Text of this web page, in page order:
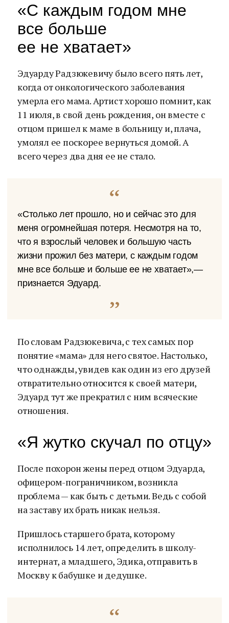
«С каждым годом мне
все больше
ее не хватает»
Эдуарду Радзюкевичу было всего пять лет,
когда от онкологического заболевания
умерла его мама. Артист хорошо помнит, как
11 июля, в свой день рождения, он вместе с
отцом пришел к маме в больницу и, плача,
умолял ее поскорее вернуться домой. А
всего через два дня ее не стало.
«Столько лет прошло, но и сейчас это для
меня огромнейшая потеря. Несмотря на то,
что я взрослый человек и большую часть
жизни прожил без матери, с каждым годом
мне все больше и больше ее не хватает»,—
признается Эдуард.
По словам Радзюкевича, с тех самых пор
понятие «мама» для него святое. Настолько,
что однажды, увидев как один из его друзей
отвратительно относится к своей матери,
Эдуард тут же прекратил с ним всяческие
отношения.
«Я жутко скучал по отцу»
После похорон жены перед отцом Эдуарда,
офицером-пограничником, возникла
проблема — как быть с детьми. Ведь с собой
на заставу их брать никак нельзя.
Пришлось старшего брата, которому
исполнилось 14 лет, определить в школу-
интернат, а младшего, Эдика, отправить в
Москву к бабушке и дедушке.